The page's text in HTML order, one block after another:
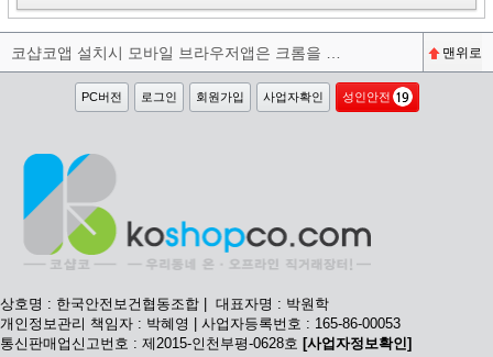
맨위로
PC버전 로그인 회원가입 사업자확인 성인안전
상호명 : 한국안전보건협동조합 | 대표자명 : 박원학
개인정보관리 책임자 : 박혜영 | 사업자등록번호 : 165-86-00053
통신판매업신고번호 : 제2015-인천부평-0628호 [사업자정보확인]